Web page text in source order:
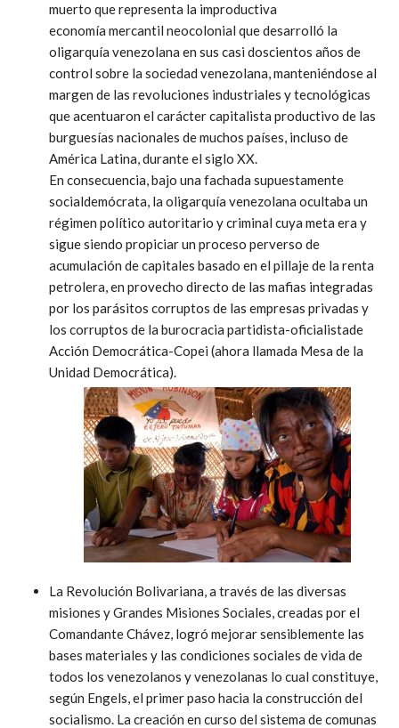
muerto que representa la improductiva
economía mercantil neocolonial que desarrolló la
oligarquía venezolana en sus casi doscientos años de
control sobre la sociedad venezolana, manteniéndose al
margen de las revoluciones industriales y tecnológicas
que acentuaron el carácter capitalista productivo de las
burguesías nacionales de muchos países, incluso de
América Latina, durante el siglo XX.
En consecuencia, bajo una fachada supuestamente
socialdemócrata, la oligarquía venezolana ocultaba un
régimen político autoritario y criminal cuya meta era y
sigue siendo propiciar un proceso perverso de
acumulación de capitales basado en el pillaje de la renta
petrolera, en provecho directo de las mafias integradas
por los parásitos corruptos de las empresas privadas y
los corruptos de la burocracia partidista-oficialistade
Acción Democrática-Copei (ahora llamada Mesa de la
Unidad Democrática).
La Revolución Bolivariana, a través de las diversas
misiones y Grandes Misiones Sociales, creadas por el
Comandante Chávez, logró mejorar sensiblemente las
bases materiales y las condiciones sociales de vida de
todos los venezolanos y venezolanas lo cual constituye,
según Engels, el primer paso hacia la construcción del
socialismo. La creación en curso del sistema de comunas